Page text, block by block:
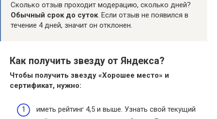
Сколько отзыв проходит модерацию, сколько дней?
Обычный срок до суток. Если отзыв не появился в
течение 4 дней, значит он отклонен.
Как получить звезду от Яндекса?
Чтобы получить звезду «Хорошее место» и
сертификат, нужно:
иметь рейтинг 4,5 и выше. Узнать свой текущий